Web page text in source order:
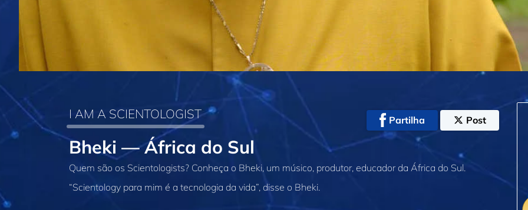
I AM A SCIENTOLOGIST Partilha Post
Bheki — África do Sul
Quem são os Scientologists? Conheça o Bheki, um músico, produtor, educador da África do Sul.
“Scientology para mim é a tecnologia da vida”, disse o Bheki.